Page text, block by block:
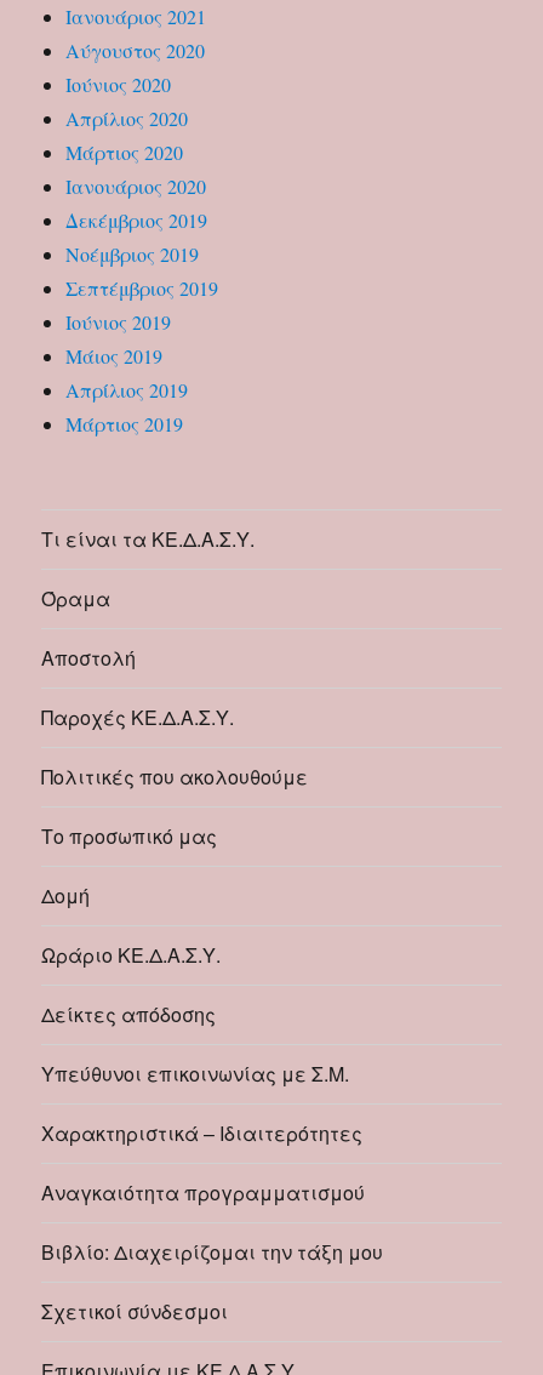
Ιανουάριος 2021
Αύγουστος 2020
Ιούνιος 2020
Απρίλιος 2020
Μάρτιος 2020
Ιανουάριος 2020
Δεκέμβριος 2019
Νοέμβριος 2019
Σεπτέμβριος 2019
Ιούνιος 2019
Μάιος 2019
Απρίλιος 2019
Μάρτιος 2019
Τι είναι τα ΚΕ.Δ.Α.Σ.Υ.
Όραμα
Αποστολή
Παροχές ΚΕ.Δ.Α.Σ.Υ.
Πολιτικές που ακολουθούμε
Το προσωπικό μας
Δομή
Ωράριο ΚΕ.Δ.Α.Σ.Υ.
Δείκτες απόδοσης
Υπεύθυνοι επικοινωνίας με Σ.Μ.
Χαρακτηριστικά – Ιδιαιτερότητες
Αναγκαιότητα προγραμματισμού
Βιβλίο: Διαχειρίζομαι την τάξη μου
Σχετικοί σύνδεσμοι